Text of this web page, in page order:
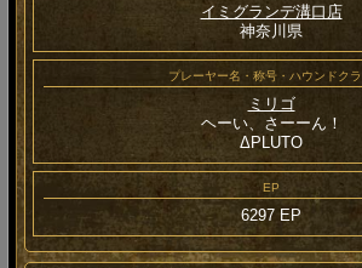
イミグランデ溝口店
神奈川県
プレーヤー名・称号・ハウンドクラ
ミリゴ
ヘーい、さーーん！
ΔPLUTO
EP
6297 EP